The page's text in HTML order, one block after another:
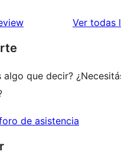
Ver todas
algo que decir?
de asistencia